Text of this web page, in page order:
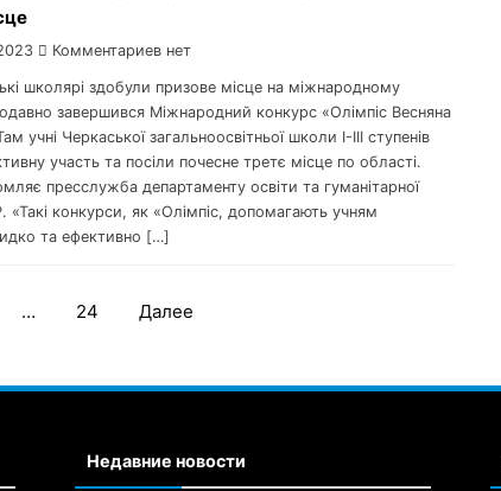
Комментариев нет
школярі здобули призове місце на міжнародному
завершився Міжнародний конкурс «Олімпіс Весняна
учні Черкаської загальноосвітньої школи I-III ступенів
участь та посіли почесне третє місце по області.
пресслужба департаменту освіти та гуманітарної
«Такі конкурси, як «Олімпіс, допомагають учням
та ефективно […]
Навигация
… 24 Далее
Недавние новости